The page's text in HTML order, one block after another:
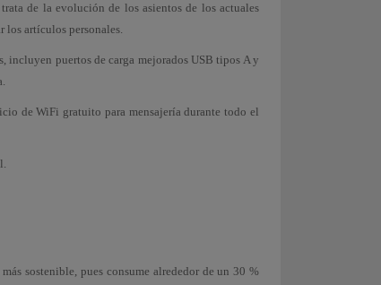
de la evolución de los asientos de los actuales
los artículos personales.
incluyen puertos de carga mejorados USB tipos A y
de WiFi gratuito para mensajería durante todo el
sostenible, pues consume alrededor de un 30 %